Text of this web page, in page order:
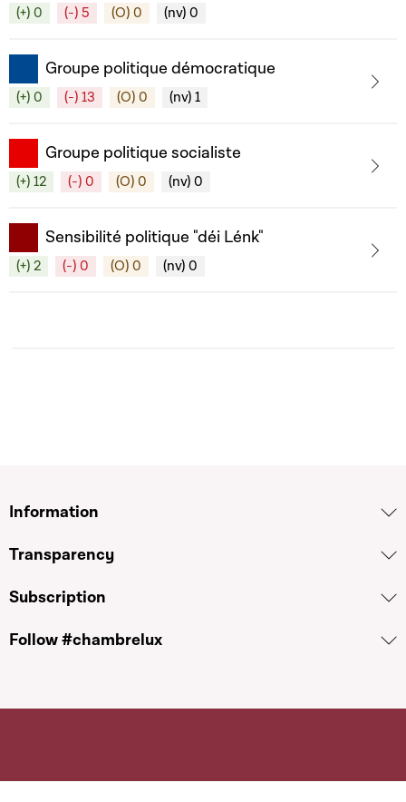
(+) 0 (-) 5 (O) 0 (nv) 0
Groupe politique démocratique
(+) 0 (-) 13 (O) 0 (nv) 1
Groupe politique socialiste
(+) 12 (-) 0 (O) 0 (nv) 0
Sensibilité politique "déi Lénk"
(+) 2 (-) 0 (O) 0 (nv) 0
Information
Transparency
Subscription
Follow #chambrelux